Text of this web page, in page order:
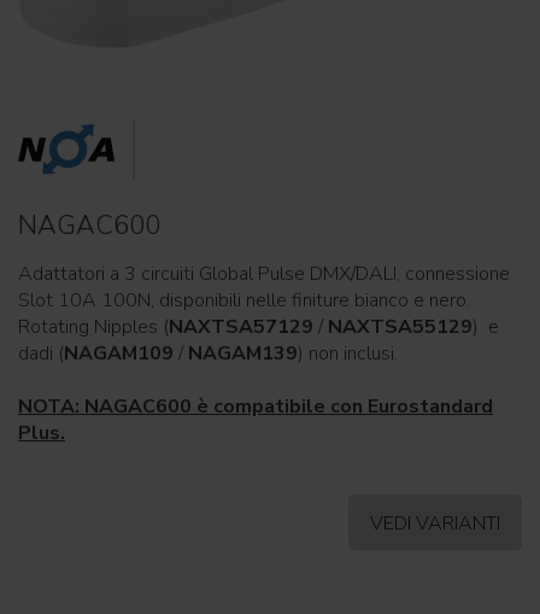
NAGAC600
Adattatori a 3 circuiti Global Pulse DMX/DALI, connessione
Slot 10A 100N, disponibili nelle finiture bianco e nero.
Rotating Nipples (NAXTSA57129 / NAXTSA55129) e
dadi (NAGAM109 / NAGAM139) non inclusi.
NOTA: NAGAC600 è compatibile con Eurostandard
Plus.
VEDI VARIANTI